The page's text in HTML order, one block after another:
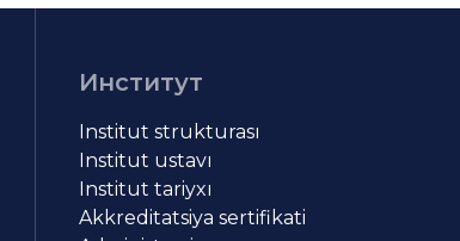
Институт
Institut strukturası
Institut ustavı
Institut tariyxı
Akkreditatsiya sertifikati